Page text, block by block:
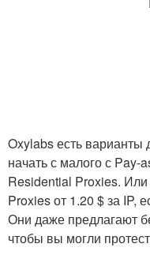
Oxylabs есть
начать с малого с Pay-
Residential Proxies.
Proxies от 1.20 $ за IP,
Они даже предлагают
чтобы вы могли